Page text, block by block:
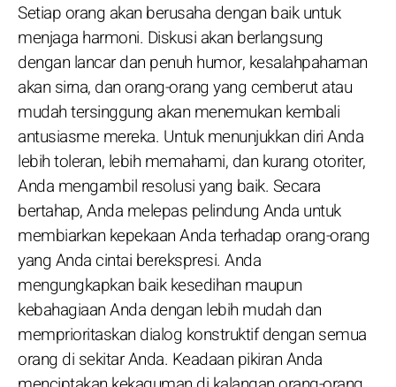
Setiap orang akan berusaha dengan baik untuk
menjaga harmoni. Diskusi akan berlangsung
dengan lancar dan penuh humor, kesalahpahaman
akan sirna, dan orang-orang yang cemberut atau
mudah tersinggung akan menemukan kembali
antusiasme mereka. Untuk menunjukkan diri Anda
lebih toleran, lebih memahami, dan kurang otoriter,
Anda mengambil resolusi yang baik. Secara
bertahap, Anda melepas pelindung Anda untuk
membiarkan kepekaan Anda terhadap orang-orang
yang Anda cintai berekspresi. Anda
mengungkapkan baik kesedihan maupun
kebahagiaan Anda dengan lebih mudah dan
memprioritaskan dialog konstruktif dengan semua
orang di sekitar Anda. Keadaan pikiran Anda